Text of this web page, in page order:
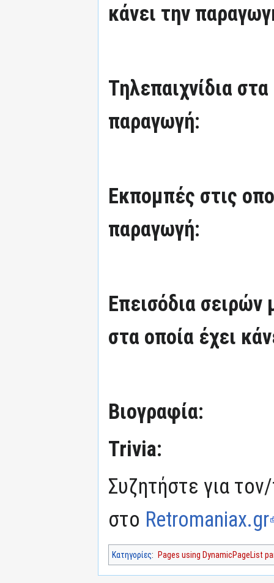
κάνει την
Τηλεπαιχνίδια
παραγωγή:
Εκπομπές στις
παραγωγή:
Επεισόδια
στα οποία έχει
Βιογραφία:
Trivia:
Συζητήστε για
στο Retromaniax.gr
Κατηγορίες: Pages using DynamicPageList